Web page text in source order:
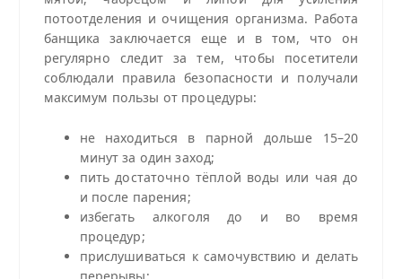
потоотделения и очищения организма. Работа
банщика заключается еще и в том, что он
регулярно следит за тем, чтобы посетители
соблюдали правила безопасности и получали
максимум пользы от процедуры:
не находиться в парной дольше 15–20
минут за один заход;
пить достаточно тёплой воды или чая до
и после парения;
избегать алкоголя до и во время
процедур;
прислушиваться к самочувствию и делать
перерывы;